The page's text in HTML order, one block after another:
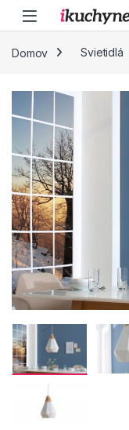
Skip to navigation
Skip to content
Domov Svietidlá